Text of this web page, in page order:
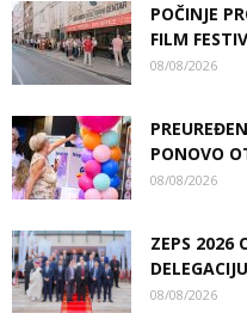
POČINJE
FILM
08/08/2026
PONOVO
08/08/2026
ZEPS 2026
08/08/2026